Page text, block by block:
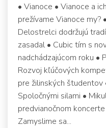
• Vianoce • Vianoce a
prežívame Vianoce my?
Delostrelci dodržujú
zasadal • Cubic tím s
nadchádzajúcom roku •
Rozvoj kľúčových
pre žilinských študentov
Spoločnými silami •
predvianočnom
Zamyslime sa...